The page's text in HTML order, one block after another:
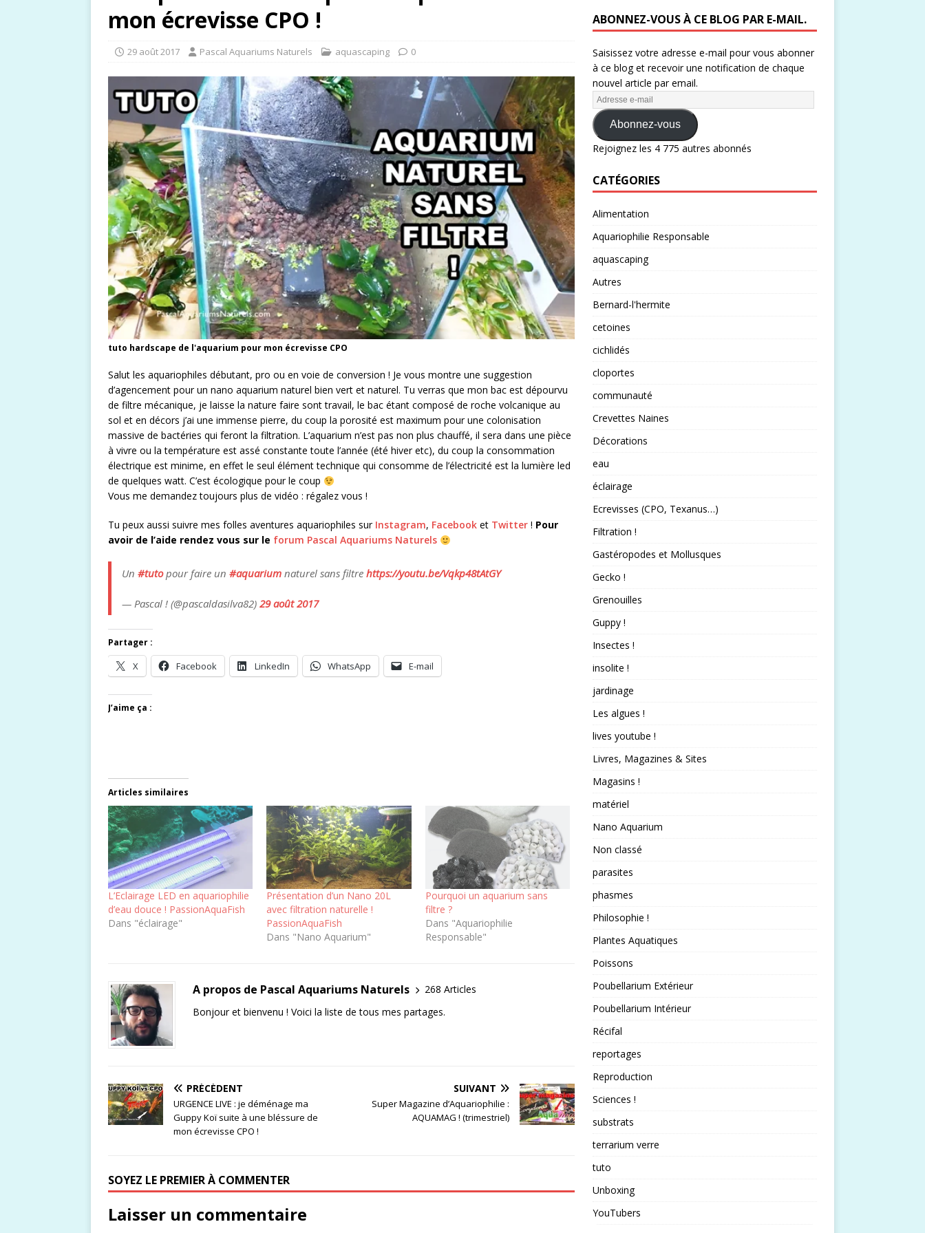
mon écrevisse CPO !
29 août 2017 Pascal Aquariums Naturels aquascaping 0
tuto hardscape de l'aquarium pour mon écrevisse CPO
Salut les aquariophiles débutant, pro ou en voie de conversion ! Je vous montre une suggestion
d’agencement pour un nano aquarium naturel bien vert et naturel. Tu verras que mon bac est dépourvu
de filtre mécanique, je laisse la nature faire sont travail, le bac étant composé de roche volcanique au
sol et en décors j’ai une immense pierre, du coup la porosité est maximum pour une colonisation
massive de bactéries qui feront la filtration. L’aquarium n’est pas non plus chauffé, il sera dans une pièce
à vivre ou la température est assé constante toute l’année (été hiver etc), du coup la consommation
électrique est minime, en effet le seul élément technique qui consomme de l’électricité est la lumière led
de quelques watt. C’est écologique pour le coup
Vous me demandez toujours plus de vidéo : régalez vous !
Tu peux aussi suivre mes folles aventures aquariophiles sur Instagram, Facebook et Twitter ! Pour
avoir de l’aide rendez vous sur le forum Pascal Aquariums Naturels
Un #tutopour faire un #aquarium naturel sans filtre https://youtu.be/Vqkp48tAtGY
— Pascal ! (@pascaldasilva82) 29 août 2017
Partager :
X Facebook LinkedIn WhatsApp E-mail
J’aime ça :
Articles similaires
L’Eclairage LED en aquariophilie
d’eau douce ! PassionAquaFish
Dans "éclairage"
Présentation d’un Nano 20L
avec filtration naturelle !
PassionAquaFish
Dans "Nano Aquarium"
Pourquoi un aquarium sans
filtre ?
Dans "Aquariophilie
Responsable"
A propos de Pascal Aquariums Naturels
268 Articles
Bonjour et bienvenu ! Voici la liste de tous mes partages.
PRÉCÉDENT
URGENCE LIVE : je déménage ma
Guppy Koï suite à une bléssure de
mon écrevisse CPO !
SUIVANT
Super Magazine d’Aquariophilie :
AQUAMAG ! (trimestriel)
SOYEZ LE PREMIER À COMMENTER
Laisser un commentaire
ABONNEZ-VOUS À CE BLOG PAR E-MAIL.
Saisissez votre adresse e-mail pour vous abonner
à ce blog et recevoir une notification de chaque
nouvel article par email.
Abonnez-vous
Rejoignez les 4 775 autres abonnés
CATÉGORIES
Alimentation
Aquariophilie Responsable
aquascaping
Autres
Bernard-l'hermite
cetoines
cichlidés
cloportes
communauté
Crevettes Naines
Décorations
eau
éclairage
Ecrevisses (CPO, Texanus…)
Filtration !
Gastéropodes et Mollusques
Gecko !
Grenouilles
Guppy !
Insectes !
insolite !
jardinage
Les algues !
lives youtube !
Livres, Magazines & Sites
Magasins !
matériel
Nano Aquarium
Non classé
parasites
phasmes
Philosophie !
Plantes Aquatiques
Poissons
Poubellarium Extérieur
Poubellarium Intérieur
Récifal
reportages
Reproduction
Sciences !
substrats
terrarium verre
tuto
Unboxing
YouTubers